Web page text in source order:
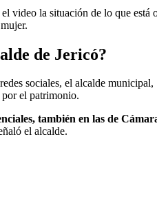
video la situación de lo que está
de Jericó?
sociales, el alcalde
por el patrimonio.
también en las de
el alcalde.